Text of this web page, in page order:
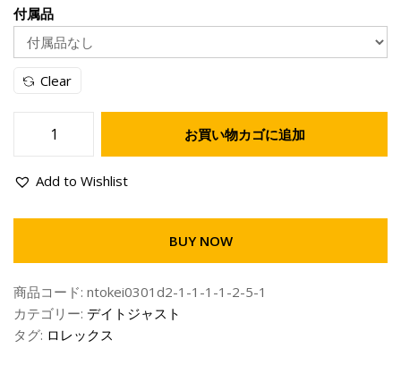
付属品
Clear
お買い物カゴに追加
Add to Wishlist
BUY NOW
商品コード: ntokei0301d2-1-1-1-1-2-5-1
カテゴリー: デイトジャスト
タグ: ロレックス